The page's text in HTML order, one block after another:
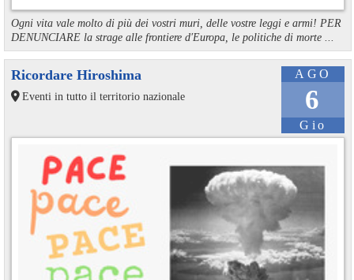
Ogni vita vale molto di più dei vostri muri, delle vostre leggi e armi! PER
DENUNCIARE la strage alle frontiere d'Europa, le politiche di morte ...
AGO
6
Gio
Ricordare Hiroshima
Eventi in tutto il territorio nazionale